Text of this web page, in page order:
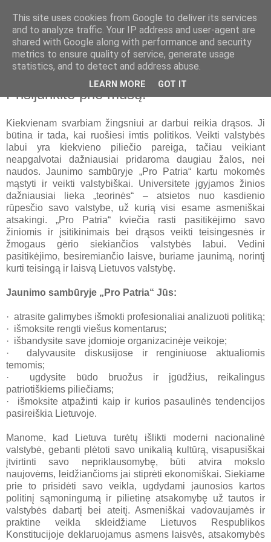
Prisijunkite prie mūsų!
Kiekvienam svarbiam žingsniui ar darbui reikia drąsos. Ji
būtina ir tada, kai ruošiesi imtis politikos. Veikti valstybės
labui yra kiekvieno piliečio pareiga, tačiau veikiant
neapgalvotai dažniausiai pridaroma daugiau žalos, nei
naudos. Jaunimo sambūryje „Pro Patria“ kartu mokomės
mąstyti ir veikti valstybiškai. Universitete įgyjamos žinios
dažniausiai lieka „teorinės“ – atsietos nuo kasdienio
rūpesčio savo valstybe, už kurią visi esame asmeniškai
atsakingi. „Pro Patria“ kviečia rasti pasitikėjimo savo
žiniomis ir įsitikinimais bei drąsos veikti teisingesnės ir
žmogaus gėrio siekiančios valstybės labui. Vedini
pasitikėjimo, besiremiančio laisve, buriame jaunimą, norintį
kurti teisingą ir laisvą Lietuvos valstybę.
Jaunimo sambūryje „Pro Patria“ Jūs:
· atrasite galimybes išmokti profesionaliai analizuoti politiką;
· išmoksite rengti viešus komentarus;
· išbandysite save įdomioje organizacinėje veikoje;
· dalyvausite diskusijose ir renginiuose aktualiomis
temomis;
· ugdysite būdo bruožus ir įgūdžius, reikalingus
patriotiškiems piliečiams;
· išmoksite atpažinti kaip ir kurios pasaulinės tendencijos
pasireiškia Lietuvoje.
Manome, kad Lietuva turėtų išlikti moderni nacionalinė
valstybė, gebanti plėtoti savo unikalią kultūrą, visapusiškai
įtvirtinti savo nepriklausomybę, būti atvira mokslo
naujovėms, leidžiančioms jai stiprėti ekonomiškai. Siekiame
prie to prisidėti savo veikla, ugdydami jaunosios kartos
politinį sąmoningumą ir pilietinę atsakomybę už tautos ir
valstybės dabartį bei ateitį. Asmeniškai vadovaujamės ir
praktine veikla skleidžiame Lietuvos Respublikos
Konstitucijoje deklaruojamus asmens laisvės, atsakomybės
This site uses cookies from Google to deliver its services
and to analyze traffic. Your IP address and user-agent are
shared with Google along with performance and security
metrics to ensure quality of service, generate usage
statistics, and to detect and address abuse.
LEARN MORE GOT IT